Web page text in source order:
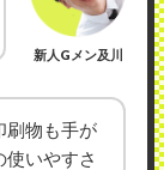
新人Gメン及川
刷物も手が
いやすさ